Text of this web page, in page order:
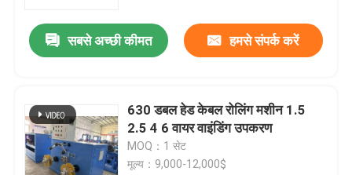
उत्पाद
सबसे अच्छी कीमत हमसे संपर्क करें
630 डबल हेड केबल रोलिंग मशीन 1.5
2.5 4 6 वायर वाइंडिंग उपकरण
MOQ：1 सेट
मूल्य：9,000-12,000$